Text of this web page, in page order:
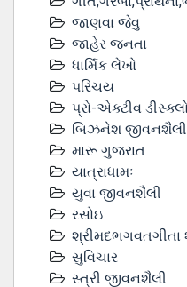
જાણવા જેવુ
જાહેર જનતા
ધાર્મિક લેખો
પરિચય
પ્રો-એક્ટીવ
બિઝનેશ જીવનશૈલી
મારૂ ગુજરાત
યાત્રાધામઃ
યુવા જીવનશૈલી
રસોઇ
શ્રીમદભગવતગીતા
સુવિચાર
સ્ત્રી જીવનશૈલી